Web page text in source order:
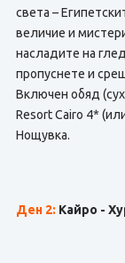
света –
величие и
насладите на
пропуснете и
Включен обяд
Resort Cairo 4*
Нощувка.
Ден 2: Кайро -